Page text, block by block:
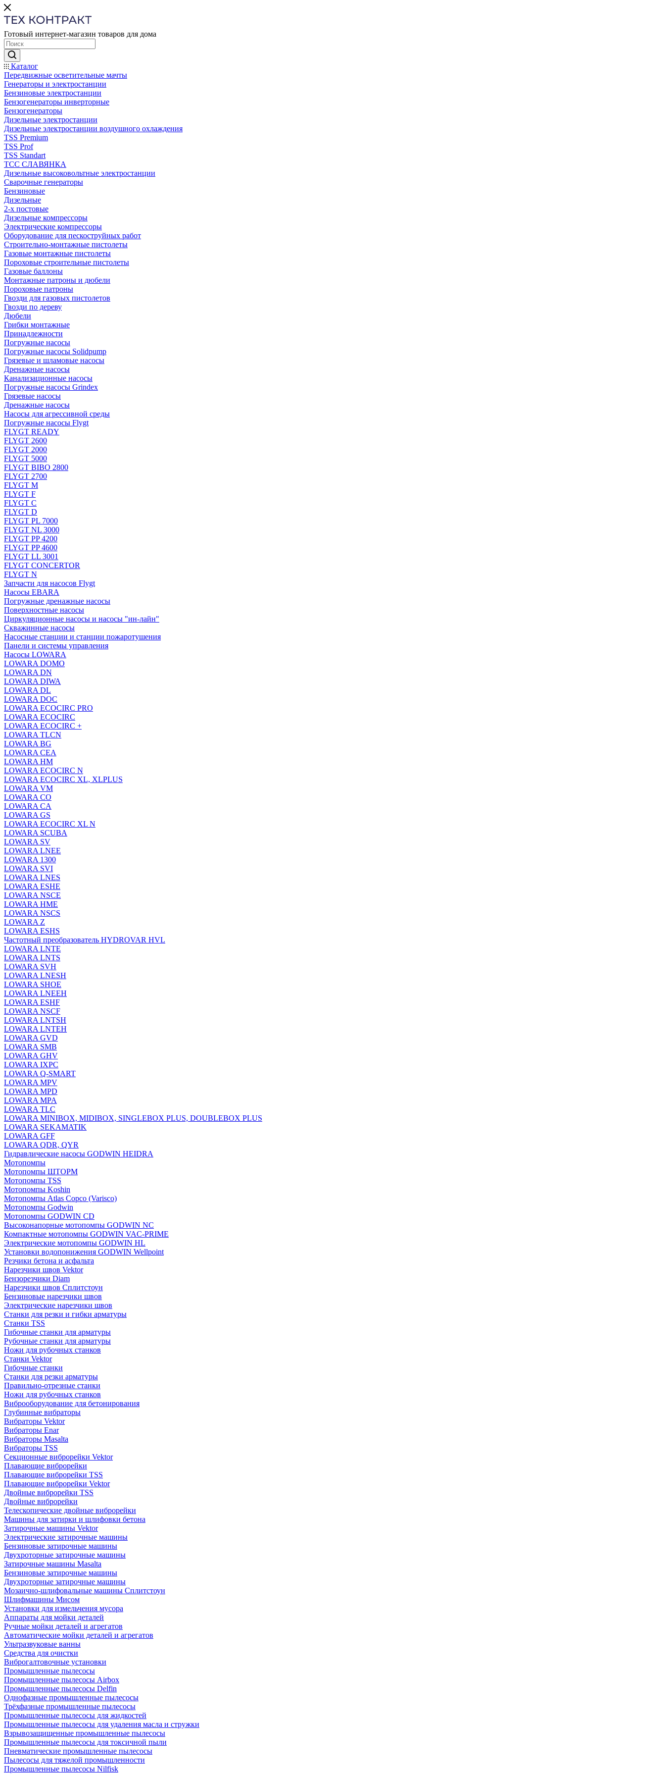
Готовый интернет-магазин товаров для дома
Каталог
Передвижные осветительные мачты
Генераторы и электростанции
Бензиновые электростанции
Бензогенераторы инверторные
Бензогенераторы
Дизельные электростанции
Дизельные электростанции воздушного охлаждения
TSS Premium
TSS Prof
TSS Standart
ТСС СЛАВЯНКА
Дизельные высоковольтные электростанции
Сварочные генераторы
Бензиновые
Дизельные
2-х постовые
Дизельные компрессоры
Электрические компрессоры
Оборудование для пескоструйных работ
Строительно-монтажные пистолеты
Газовые монтажные пистолеты
Пороховые строительные пистолеты
Газовые баллоны
Монтажные патроны и дюбели
Пороховые патроны
Гвозди для газовых пистолетов
Гвозди по дереву
Дюбели
Грибки монтажные
Принадлежности
Погружные насосы
Погружные насосы Solidpump
Грязевые и шламовые насосы
Дренажные насосы
Канализационные насосы
Погружные насосы Grindex
Грязевые насосы
Дренажные насосы
Насосы для агрессивной среды
Погружные насосы Flygt
FLYGT READY
FLYGT 2600
FLYGT 2000
FLYGT 5000
FLYGT BIBO 2800
FLYGT 2700
FLYGT M
FLYGT F
FLYGT C
FLYGT D
FLYGT PL 7000
FLYGT NL 3000
FLYGT PP 4200
FLYGT PP 4600
FLYGT LL 3001
FLYGT CONCERTOR
FLYGT N
Запчасти для насосов Flygt
Насосы EBARA
Погружные дренажные насосы
Поверхностные насосы
Циркуляционные насосы и насосы "ин-лайн"
Скважинные насосы
Насосные станции и станции пожаротушения
Панели и системы управления
Насосы LOWARA
LOWARA DOMO
LOWARA DN
LOWARA DIWA
LOWARA DL
LOWARA DOC
LOWARA ECOCIRC PRO
LOWARA ECOCIRC
LOWARA ECOCIRC +
LOWARA TLCN
LOWARA BG
LOWARA CEA
LOWARA HM
LOWARA ECOCIRC N
LOWARA ECOCIRC XL, XLPLUS
LOWARA VM
LOWARA CO
LOWARA CA
LOWARA GS
LOWARA ECOCIRC XL N
LOWARA SCUBA
LOWARA SV
LOWARA LNEE
LOWARA 1300
LOWARA SVI
LOWARA LNES
LOWARA ESHE
LOWARA NSCE
LOWARA HME
LOWARA NSCS
LOWARA Z
LOWARA ESHS
Частотный преобразователь HYDROVAR HVL
LOWARA LNTE
LOWARA LNTS
LOWARA SVH
LOWARA LNESH
LOWARA SHOE
LOWARA LNEEH
LOWARA ESHF
LOWARA NSCF
LOWARA LNTSH
LOWARA LNTEH
LOWARA GVD
LOWARA SMB
LOWARA GHV
LOWARA IXPС
LOWARA Q-SMART
LOWARA MPV
LOWARA MPD
LOWARA MPA
LOWARA TLC
LOWARA MINIBOX, MIDIBOX, SINGLEBOX PLUS, DOUBLEBOX PLUS
LOWARA SEKAMATIK
LOWARA GFF
LOWARA QDR, QYR
Гидравлические насосы GODWIN HEIDRA
Мотопомпы
Мотопомпы ШТОРМ
Мотопомпы TSS
Мотопомпы Koshin
Мотопомпы Atlas Copco (Varisco)
Мотопомпы Godwin
Мотопомпы GODWIN CD
Высоконапорные мотопомпы GODWIN NC
Компактные мотопомпы GODWIN VAC-PRIME
Электрические мотопомпы GODWIN HL
Установки водопонижения GODWIN Wellpoint
Резчики бетона и асфальта
Нарезчики швов Vektor
Бензорезчики Diam
Нарезчики швов Сплитстоун
Бензиновые нарезчики швов
Электрические нарезчики швов
Станки для резки и гибки арматуры
Станки TSS
Гибочные станки для арматуры
Рубочные станки для арматуры
Ножи для рубочных станков
Станки Vektor
Гибочные станки
Станки для резки арматуры
Правильно-отрезные станки
Ножи для рубочных станков
Виброоборудование для бетонирования
Глубинные вибраторы
Вибраторы Vektor
Вибраторы Enar
Вибраторы Masalta
Вибраторы TSS
Секционные виброрейки Vektor
Плавающие виброрейки
Плавающие виброрейки TSS
Плавающие виброрейки Vektor
Двойные виброрейки TSS
Двойные виброрейки
Телескопические двойные виброрейки
Машины для затирки и шлифовки бетона
Затирочные машины Vektor
Электрические затирочные машины
Бензиновые затирочные машины
Двухроторные затирочные машины
Затирочные машины Masalta
Бензиновые затирочные машины
Двухроторные затирочные машины
Мозаично-шлифовальные машины Сплитстоун
Шлифмашины Мисом
Установки для измельчения мусора
Аппараты для мойки деталей
Ручные мойки деталей и агрегатов
Автоматические мойки деталей и агрегатов
Ультразвуковые ванны
Средства для очистки
Виброгалтовочные установки
Промышленные пылесосы
Промышленные пылесосы Airbox
Промышленные пылесосы Delfin
Однофазные промышленные пылесосы
Трёхфазные промышленные пылесосы
Промышленные пылесосы для жидкостей
Промышленные пылесосы для удаления масла и стружки
Взрывозащищенные промышленные пылесосы
Промышленные пылесосы для токсичной пыли
Пневматические промышленные пылесосы
Пылесосы для тяжелой промышленности
Промышленные пылесосы Nilfisk